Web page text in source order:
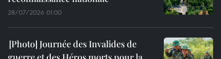
28/07/2026 01:00
Journée des Invalides de